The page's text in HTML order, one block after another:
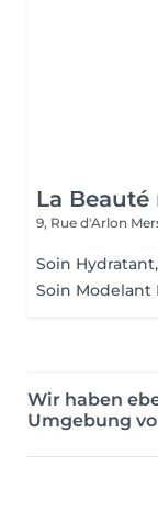
La
9, Rue d'Arlon
Soin
Soin Modelant
Wir haben
Umgebung